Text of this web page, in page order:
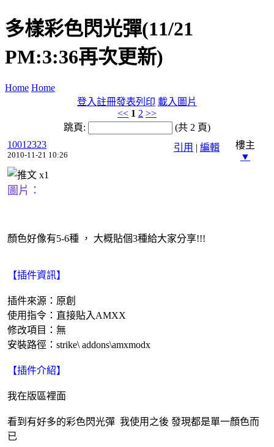
多樣彩色閃光彈(11/21
PM:3:36再次更新)
Home Home
登入註冊發表列印 載入圖片
<< 1 2 >>
跳頁:
(共 2 頁)
引用 | 編輯
10012323
2010-11-21 10:26
樓主
▼
x1
圖片 ：
顏色好像有5-6種 ， 大概貼個3種給大家分享!!!
【插件資訊】
插件來源：原創
使用指令：直接貼入AMXX
修改項目：無
安裝路徑：strike\ addons\amxmodx
【插件介紹】
我在版區裡面
看到有好多的彩色閃光彈 我使用之後 發現都是單一顏色而
已